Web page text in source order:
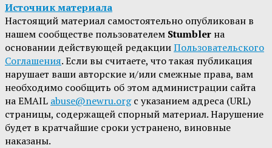
Источник материала
Настоящий материал самостоятельно опубликован в
нашем сообществе пользователем Stumbler на
основании действующей редакцииПользовательского
Соглашения. Если вы считаете, что такая публикация
нарушает ваши авторские и/или смежные права, вам
необходимо сообщить об этом администрации сайта
на EMAIL abuse@newru.orgс указанием адреса (URL)
страницы, содержащей спорный материал. Нарушение
будет в кратчайшие сроки устранено, виновные
наказаны.